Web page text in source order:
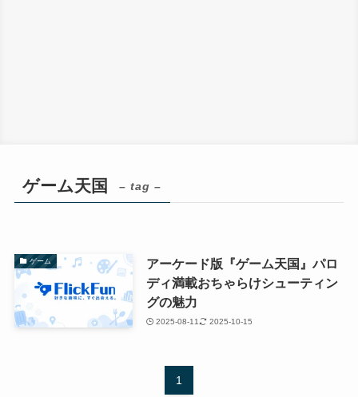
ゲーム天国 – tag –
ゲーム
アーケード版『ゲーム天国』パロ
ディ満載おちゃらけシューティン
グの魅力
2025-08-11 2025-10-15
1